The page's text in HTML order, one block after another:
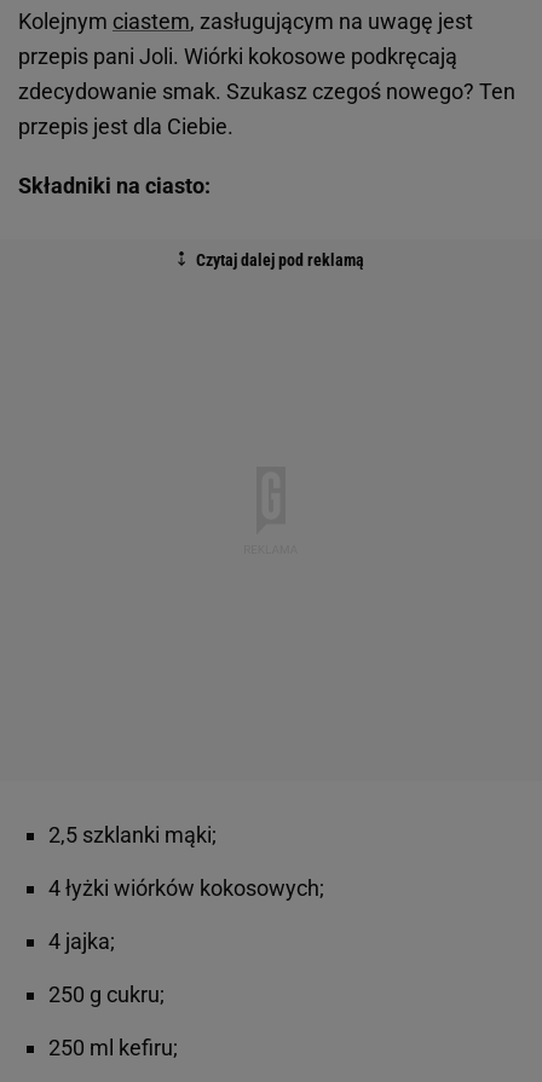
Kolejnym ciastem, zasługującym na uwagę jest
przepis pani Joli. Wiórki kokosowe podkręcają
zdecydowanie smak. Szukasz czegoś nowego? Ten
przepis jest dla Ciebie.
Składniki na ciasto:
2,5 szklanki mąki;
4 łyżki wiórków kokosowych;
4 jajka;
250 g cukru;
250 ml kefiru;